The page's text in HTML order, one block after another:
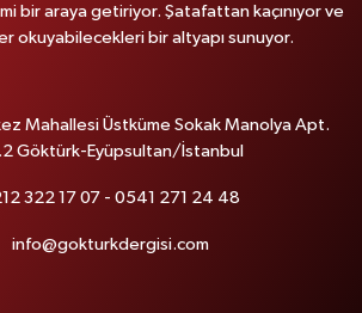
bir araya getiriyor. Şatafattan kaçınıyor ve
okuyabilecekleri bir altyapı sunuyor.
Mahallesi Üstküme Sokak Manolya Apt.
Göktürk-Eyüpsultan/İstanbul
322 17 07 - 0541 271 24 48
info@gokturkdergisi.com